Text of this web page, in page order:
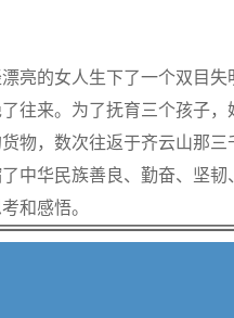
漂亮的女人生下了一个双目
往来。为了抚育三个孩子
物，数次往返于齐云山那
中华民族善良、勤奋、坚
和感悟。